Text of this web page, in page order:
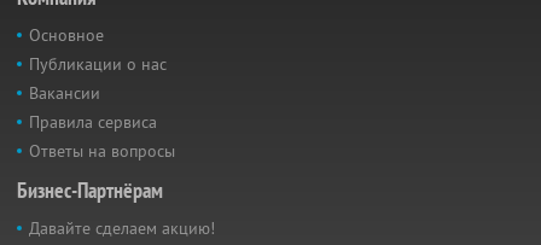
Основное
Публикации о нас
Вакансии
Правила сервиса
Ответы на вопросы
Бизнес-Партнёрам
Давайте сделаем акцию!